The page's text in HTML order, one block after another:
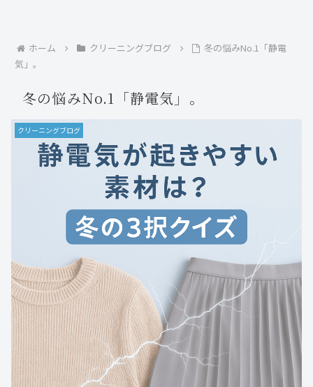
ホーム クリーニングブログ
冬の悩みNo.1「静電
気」。
冬の悩みNo.1「静電気」。
クリーニングブログ